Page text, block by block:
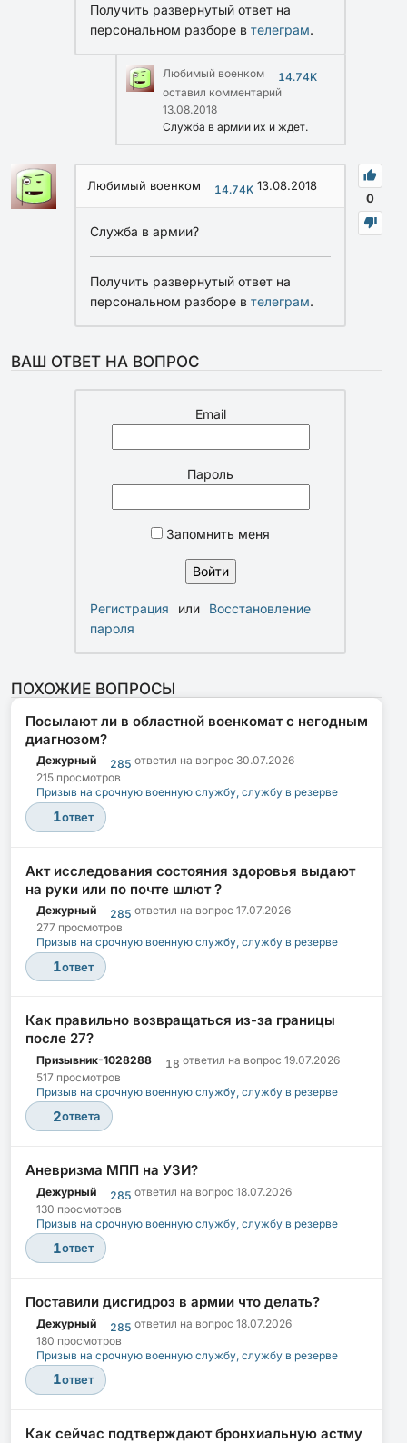
Получить развернутый ответ на
персональном разборе в телеграм.
Любимый военком
14.74K
оставил комментарий
13.08.2018
Служба в армии их и ждет.
0
Любимый военком 14.74K 13.08.2018
Служба в армии?
Получить развернутый ответ на
персональном разборе в телеграм.
ВАШ ОТВЕТ НА ВОПРОС
Email
Пароль
Запомнить меня
Регистрация или
Восстановление
пароля
ПОХОЖИЕ ВОПРОСЫ
Посылают ли в областной военкомат с негодным
диагнозом?
Дежурный 285 ответил на вопрос 30.07.2026
215 просмотров
Призыв на срочную военную службу, службу в резерве
1ответ
Акт исследования состояния здоровья выдают
на руки или по почте шлют ?
Дежурный 285 ответил на вопрос 17.07.2026
277 просмотров
Призыв на срочную военную службу, службу в резерве
1ответ
Как правильно возвращаться из-за границы
после 27?
Призывник-1028288 18 ответил на вопрос 19.07.2026
517 просмотров
Призыв на срочную военную службу, службу в резерве
2ответа
Аневризма МПП на УЗИ?
Дежурный 285 ответил на вопрос 18.07.2026
130 просмотров
Призыв на срочную военную службу, службу в резерве
1ответ
Поставили дисгидроз в армии что делать?
Дежурный 285 ответил на вопрос 18.07.2026
180 просмотров
Призыв на срочную военную службу, службу в резерве
1ответ
Как сейчас подтверждают бронхиальную астму